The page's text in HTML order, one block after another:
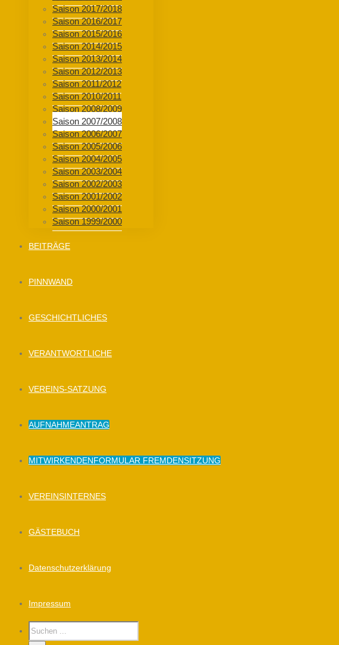
Saison 2017/2018
Saison 2016/2017
Saison 2015/2016
Saison 2014/2015
Saison 2013/2014
Saison 2012/2013
Saison 2011/2012
Saison 2010/2011
Saison 2008/2009
Saison 2007/2008
Saison 2006/2007
Saison 2005/2006
Saison 2004/2005
Saison 2003/2004
Saison 2002/2003
Saison 2001/2002
Saison 2000/2001
Saison 1999/2000
BEITRÄGE
PINNWAND
GESCHICHTLICHES
VERANTWORTLICHE
VEREINS-SATZUNG
AUFNAHMEANTRAG
MITWIRKENDENFORMULAR FREMDENSITZUNG
VEREINSINTERNES
GÄSTEBUCH
Datenschutzerklärung
Impressum